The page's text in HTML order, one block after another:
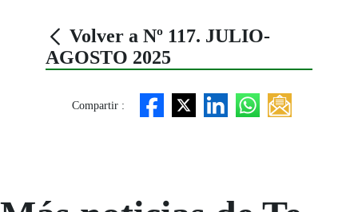
Volver a Nº 117. JULIO-
AGOSTO 2025
Compartir :